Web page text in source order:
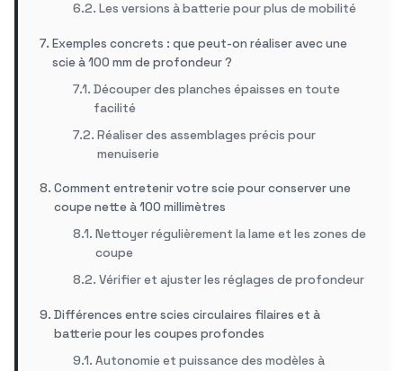
Les versions à batterie pour plus de mobilité
Exemples concrets : que peut-on réaliser avec une
scie à 100 mm de profondeur ?
Découper des planches épaisses en toute
facilité
Réaliser des assemblages précis pour
menuiserie
Comment entretenir votre scie pour conserver une
coupe nette à 100 millimètres
Nettoyer régulièrement la lame et les zones de
coupe
Vérifier et ajuster les réglages de profondeur
Différences entre scies circulaires filaires et à
batterie pour les coupes profondes
Autonomie et puissance des modèles à